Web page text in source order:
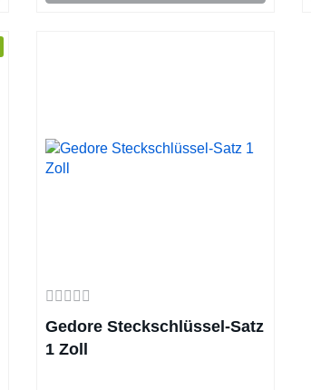
Gedore Steckschlüssel-Satz
1 Zoll